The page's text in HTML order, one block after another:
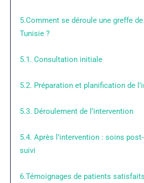
5.Comment se déroule une greffe
Tunisie ?
5.1. Consultation initiale
5.2. Préparation et planification de
5.3. Déroulement de l’intervention
5.4. Après l’intervention : soins
suivi
6.Témoignages de patients satisfaits